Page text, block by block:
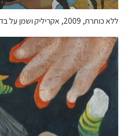
ללא כותרת, 2009, אקריליק ושמן על בד, 20X25 ס''מ